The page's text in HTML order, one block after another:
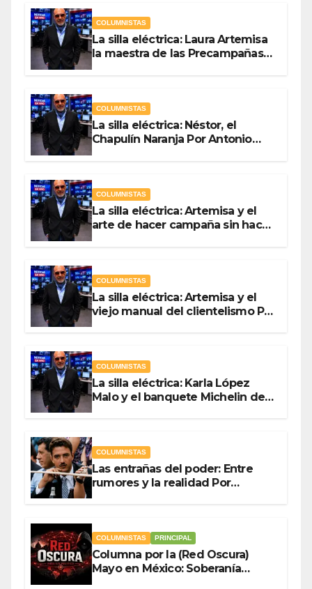
COLUMNISTAS
La silla eléctrica: Laura Artemisa
la maestra de las Precampañas
COLUMNISTAS
La silla eléctrica: Néstor, el
Chapulín Naranja Por Antonio
COLUMNISTAS
La silla eléctrica: Artemisa y el
arte de hacer campaña sin hacer
COLUMNISTAS
La silla eléctrica: Artemisa y el
viejo manual del clientelismo Por
COLUMNISTAS
La silla eléctrica: Karla López
Malo y el banquete Michelin del
COLUMNISTAS
Las entrañas del poder: Entre
rumores y la realidad Por
COLUMNISTAS PRINCIPAL
Columna por la (Red Oscura)
Mayo en México: Soberanía